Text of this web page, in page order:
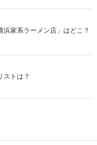
家系ラーメン店」はどこ？
ストは？